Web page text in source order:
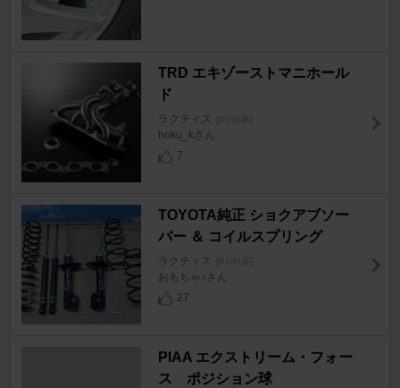
TRD エキゾーストマニホール
ド
ラクティス [P100系]
hoku_kさん
7
TOYOTA純正 ショクアブソー
バー ＆ コイルスプリング
ラクティス [P100系]
おもちゃ♪さん
27
PIAA エクストリーム・フォー
ス ポジション球